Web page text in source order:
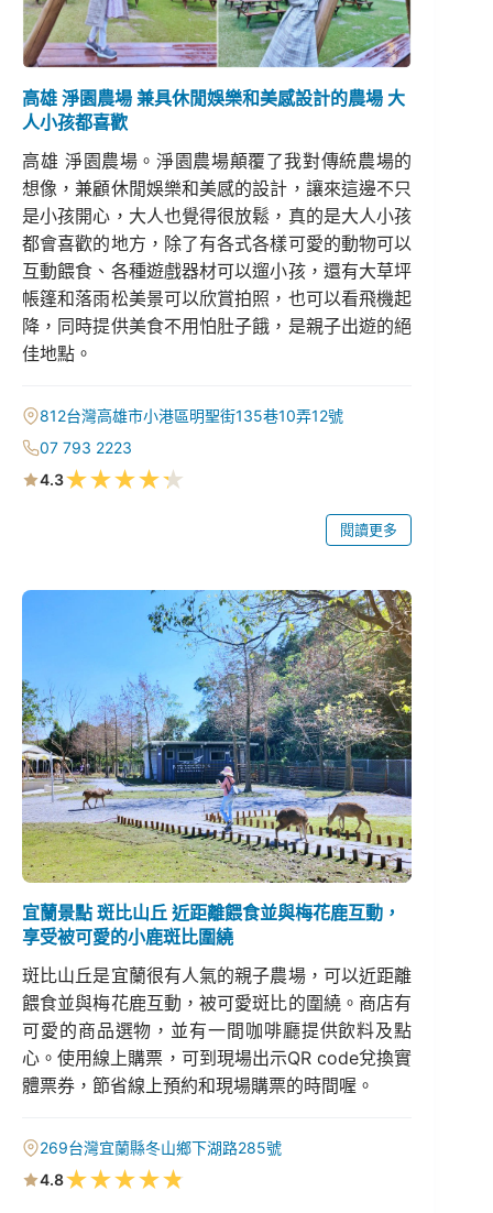
高雄 淨園農場 兼具休閒娛樂和美感設計的農場 大
人小孩都喜歡
高雄 淨園農場。淨園農場顛覆了我對傳統農場的
想像，兼顧休閒娛樂和美感的設計，讓來這邊不只
是小孩開心，大人也覺得很放鬆，真的是大人小孩
都會喜歡的地方，除了有各式各樣可愛的動物可以
互動餵食、各種遊戲器材可以遛小孩，還有大草坪
帳篷和落雨松美景可以欣賞拍照，也可以看飛機起
降，同時提供美食不用怕肚子餓，是親子出遊的絕
佳地點。
812台灣高雄市小港區明聖街135巷10弄12號
07 793 2223
4.3★★★★★
閱讀更多
宜蘭景點 斑比山丘 近距離餵食並與梅花鹿互動，
享受被可愛的小鹿斑比圍繞
斑比山丘是宜蘭很有人氣的親子農場，可以近距離
餵食並與梅花鹿互動，被可愛斑比的圍繞。商店有
可愛的商品選物，並有一間咖啡廳提供飲料及點
心。使用線上購票，可到現場出示QR code兌換實
體票券，節省線上預約和現場購票的時間喔。
269台灣宜蘭縣冬山鄉下湖路285號
4.8★★★★★